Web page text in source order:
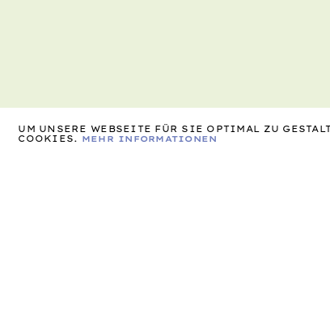
UM UNSERE WEBSEITE FÜR SIE OPTIMAL ZU
COOKIES. MEHR INFORMATIONEN